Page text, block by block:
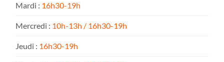
Mardi : 16h30-19h
Mercredi : 10h-13h / 16h30-19h
Jeudi : 16h30-19h